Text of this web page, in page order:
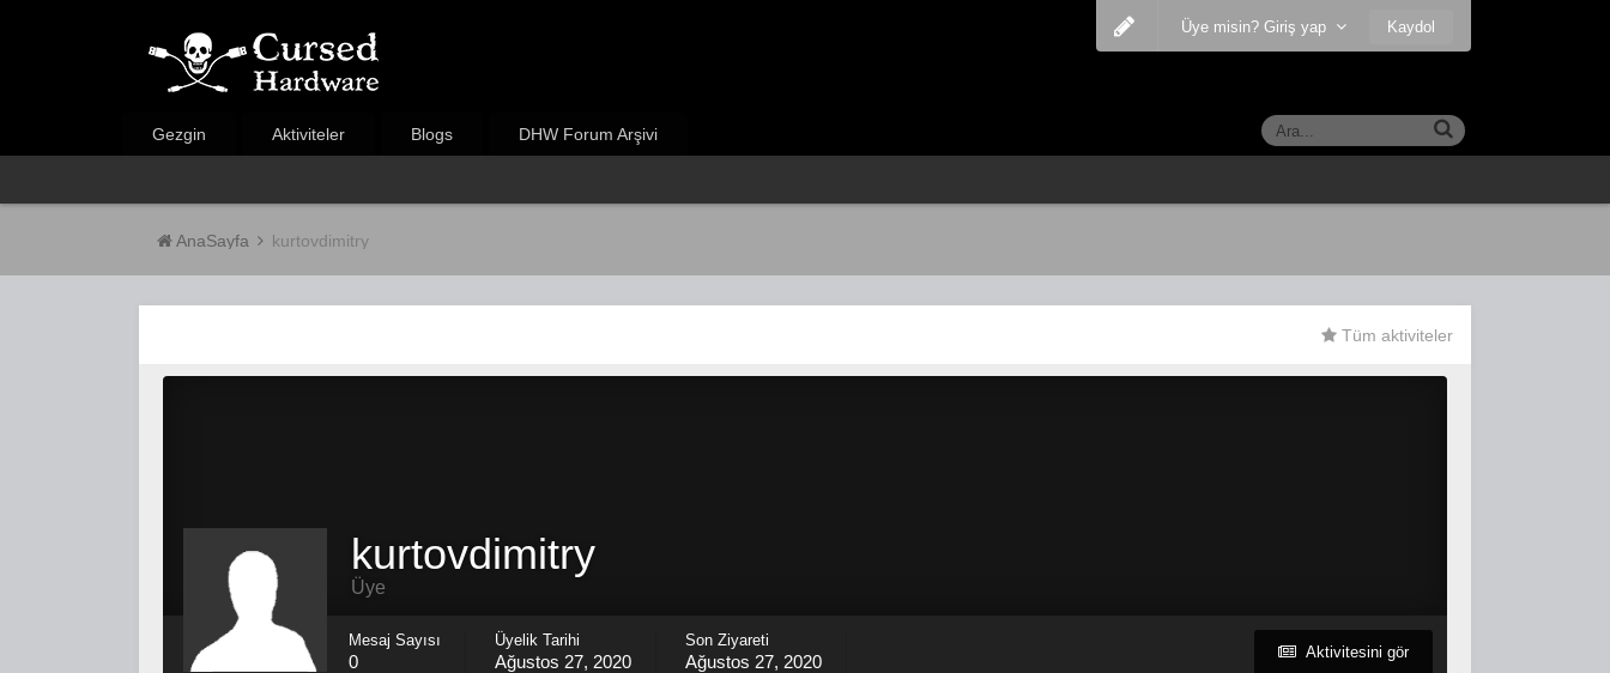
Üye misin? Giriş yap Kaydol
Gezgin Aktiviteler Blogs DHW Forum Arşivi
AnaSayfa kurtovdimitry
Tüm aktiviteler
kurtovdimitry
Üye
Aktivitesini gör
Mesaj Sayısı
0
Üyelik Tarihi
Ağustos 27, 2020
Son Ziyareti
Ağustos 27, 2020